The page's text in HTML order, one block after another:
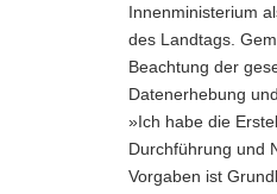
Innenministerium
des Landtags.
Beachtung der
Datenerhebung
»Ich habe die
Durchführung und
Vorgaben ist